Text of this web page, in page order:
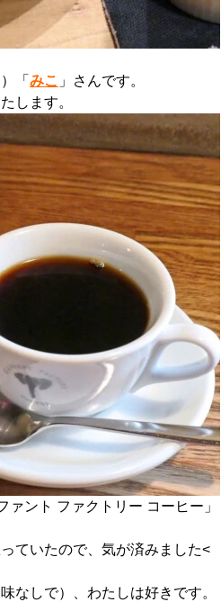
「 みこ 」さんです。
します。
ント ファクトリー コーヒー」
ていたので、気が済みました<
なしで）、わたしは好きです。